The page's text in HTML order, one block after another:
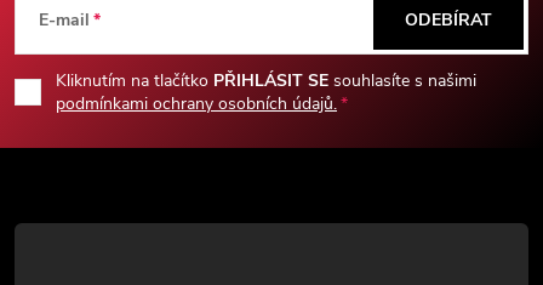
p
a
E-mail
Kliknutím na tlačítko PŘIHLÁSIT SE souhlasíte s našimi
podmínkami ochrany osobních údajů.
ODEBÍRAT